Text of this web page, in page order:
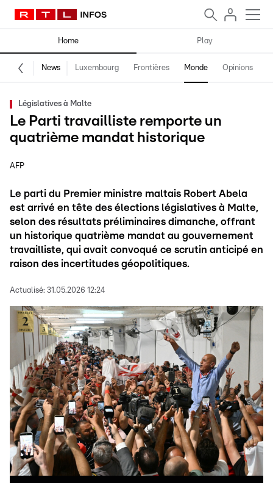
Home Play
News Luxembourg Frontières Monde Opinions
Législatives à Malte
Le Parti travailliste remporte un
quatrième mandat historique
AFP
Le parti du Premier ministre maltais Robert Abela
est arrivé en tête des élections législatives à Malte,
selon des résultats préliminaires dimanche, offrant
un historique quatrième mandat au gouvernement
travailliste, qui avait convoqué ce scrutin anticipé en
raison des incertitudes géopolitiques.
Actualisé: 31.05.2026 12:24